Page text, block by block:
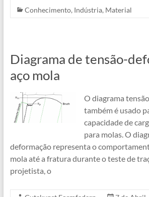
Conhecimento, Indústria, Material
Diagrama de tensão-
aço mola
O diagrama
também é usado
capacidade de
para molas. O
deformação representa o
mola até a fratura durante o teste de
projetista, o